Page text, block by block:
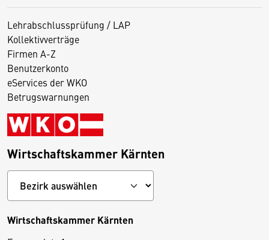
Lehrabschlussprüfung / LAP
Kollektivverträge
Firmen A-Z
Benutzerkonto
eServices der WKO
Betrugswarnungen
Wirtschaftskammer Kärnten
Wirtschaftskammer Kärnten